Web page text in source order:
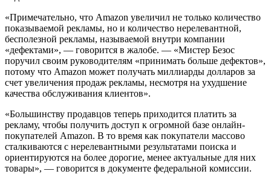
«Примечательно, что Amazon увеличил не только количество
показываемой рекламы, но и количество нерелевантной,
бесполезной рекламы, называемой внутри компании
«дефектами», — говорится в жалобе. — «Мистер Безос
поручил своим руководителям «принимать больше дефектов»,
потому что Amazon может получать миллиарды долларов за
счет увеличения продаж рекламы, несмотря на ухудшение
качества обслуживания клиентов».
«Большинству продавцов теперь приходится платить за
рекламу, чтобы получить доступ к огромной базе онлайн-
покупателей Amazon. В то время как покупатели массово
сталкиваются с нерелевантными результатами поиска и
ориентируются на более дорогие, менее актуальные для них
товары», — говорится в документе федеральной комиссии.